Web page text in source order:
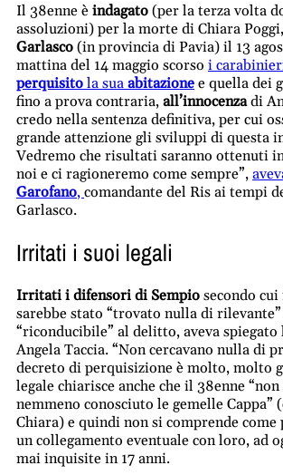
Il 38enne è indagato (per la terza volta
assoluzioni) per la morte di Chiara
Garlasco (in provincia di Pavia) il 13
mattina del 14 maggio scorso i
perquisito la sua abitazione e quella dei
fino a prova contraria, all’innocenzadi
credo nella sentenza definitiva, per cui
grande attenzione gli sviluppi di questa
Vedremo che risultati saranno ottenuti
noi e ci ragioneremo come sempre”,
Garofano, comandante del Ris ai tempi
Garlasco.
Irritati i suoi legali
Irritati i difensori di Sempio secondo cui
sarebbe stato “trovato nulla di rilevante”
“riconducibile” al delitto, aveva spiegato
Angela Taccia. “Non cercavano nulla di
decreto di perquisizione è molto, molto
legale chiarisce anche che il 38enne
nemmeno conosciuto le gemelle Cappa”
Chiara) e quindi non si comprende come
un collegamento eventuale con loro, ad
mai inquisite in 17 anni.